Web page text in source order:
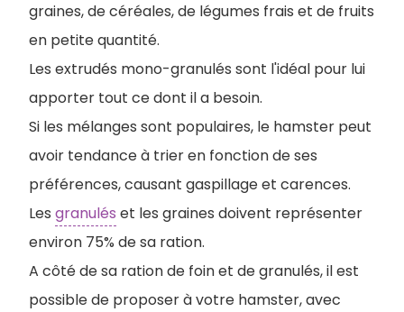
graines, de céréales, de légumes frais et de fruits
en petite quantité.
Les extrudés mono-granulés sont l'idéal pour lui
apporter tout ce dont il a besoin.
Si les mélanges sont populaires, le hamster peut
avoir tendance à trier en fonction de ses
préférences, causant gaspillage et carences.
Les granulés et les graines doivent représenter
environ 75% de sa ration.
A côté de sa ration de foin et de granulés, il est
possible de proposer à votre hamster, avec